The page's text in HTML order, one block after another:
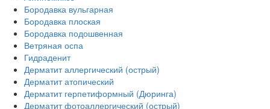
Бородавка вульгарная
Бородавка плоская
Бородавка подошвенная
Ветряная оспа
Гидраденит
Дерматит аллергический (острый)
Дерматит атопический
Дерматит герпетиформный (Дюринга)
Дерматит фотоаллергический (острый)